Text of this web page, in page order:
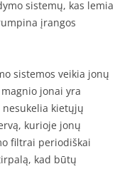
sistemų, kas lemia
įrangos
sistemos veikia jonų
jonai yra
nesukelia kietųjų
kurioje jonų
filtrai periodiškai
kad būtų